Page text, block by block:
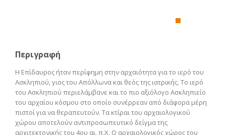
Περιγραφή
Η Επίδαυρος ήταν περίφημη στην αρχαιότητα για το ιερό του
Ασκληπιού, γιος του Απόλλωνα και θεός της ιατρικής. Το ιερό
του Ασκληπιού περιελάμβανε και το πιο αξιόλογο Ασκληπιείο
του αρχαίου κόσμου στο οποίο συνέρρεαν από διάφορα μέρη
πιστοί για να θεραπευτούν. Τα κτίραι του αρχαιολογικού
χώρου αποτελούν αντιπροσωπευτικό δείγμα της
αρχιτεκτονικής του 4ου αι. π.Χ. Ο αρχαιολογικός χώρος του